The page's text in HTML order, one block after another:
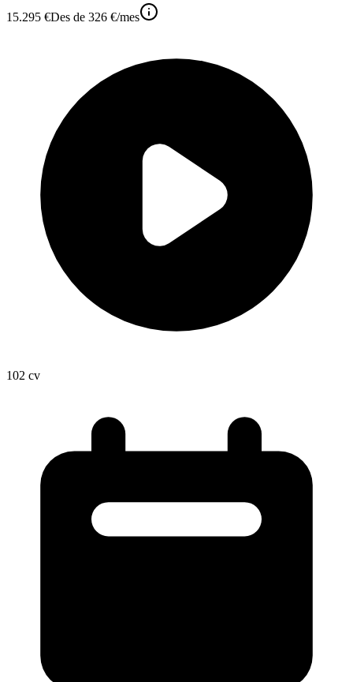
15.295 €Des de 326 €/mes
102 cv